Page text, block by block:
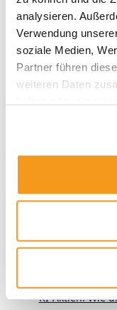
analysieren.
Verwendung
soziale Medien,
Partner führen
weiteren Daten
Neueste
Vergessen Sie
Fluchtburgen
KI-Aktien: Wie